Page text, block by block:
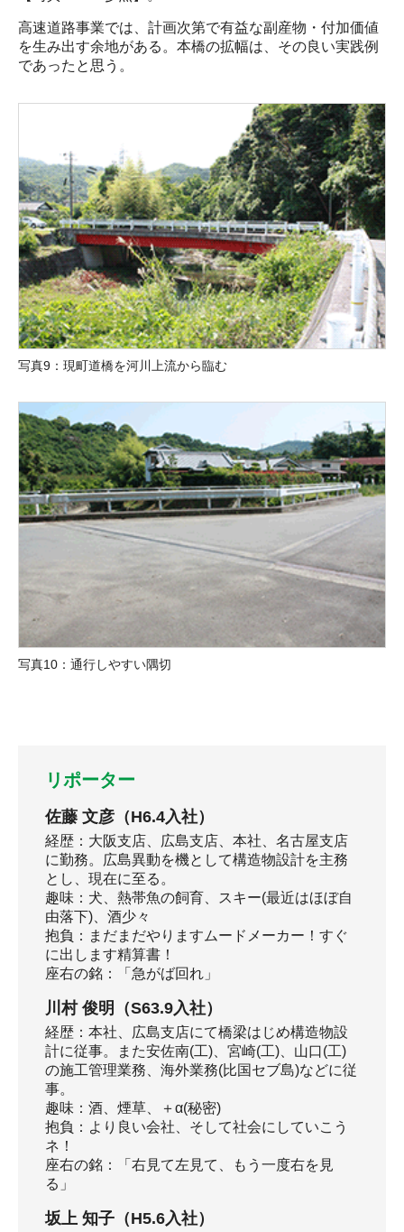
高速道路事業では、計画次第で有益な副産物・付加価値
を生み出す余地がある。本橋の拡幅は、その良い実践例
であったと思う。
写真9：現町道橋を河川上流から臨む
写真10：通行しやすい隅切
リポーター
佐藤 文彦（H6.4入社）
経歴：大阪支店、広島支店、本社、名古屋支店
に勤務。広島異動を機として構造物設計を主務
とし、現在に至る。
趣味：犬、熱帯魚の飼育、スキー(最近はほぼ自
由落下)、酒少々
抱負：まだまだやりますムードメーカー！すぐ
に出します精算書！
座右の銘：「急がば回れ」
川村 俊明（S63.9入社）
経歴：本社、広島支店にて橋梁はじめ構造物設
計に従事。また安佐南(工)、宮崎(工)、山口(工)
の施工管理業務、海外業務(比国セブ島)などに従
事。
趣味：酒、煙草、＋α(秘密)
抱負：より良い会社、そして社会にしていこう
ネ！
座右の銘：「右見て左見て、もう一度右を見
る」
坂上 知子（H5.6入社）